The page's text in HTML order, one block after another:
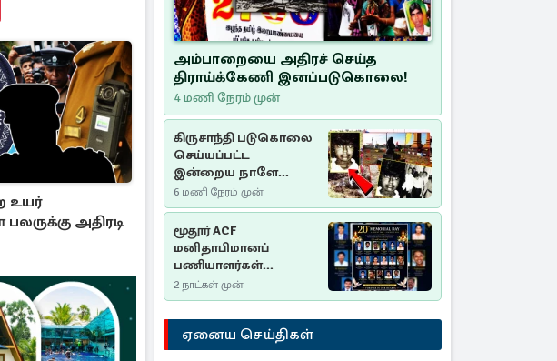
உயர்
அதிரடி
அம்பாறையை அதிரச் செய்த
திராய்க்கேணி இனப்படுகொலை!
4 மணி நேரம் முன்
கிருசாந்தி படுகொலை
செய்யப்பட்ட
இன்றைய நாளே
செம்மணி
இனப்படுகொலை
தினம்…!
6 மணி நேரம் முன்
மூதூர் ACF
மனிதாபிமானப்
பணியாளர்கள்
படுகொலை (2006): 20
ஆண்டுகளாகியும் நீதி
மறுக்கப்பட்ட
மனிதாபிமானப்
பேரவலம்
2 நாட்கள் முன்
ஏனைய செய்திகள்